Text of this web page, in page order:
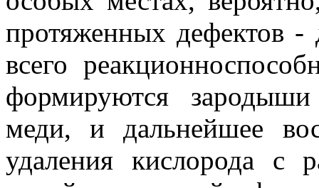
протяженных дефектов -
всего
формируются
меди, и дальнейшее
удаления кислорода с